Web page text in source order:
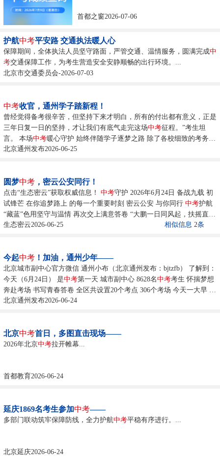
首都之窗2026-07-06
护航中考平安路 交通执法暖人心
保障期间，全体执法人员坚守路面，严管交通、温情服务，圆满完成中
考交通保障工作，为考生营造安全安静顺畅的出行环境。...
北京市交通委员会-2026-07-03
中考收官，通州学子踏新程！
曾经觉得备考很辛苦，但坚持下来才明白，所有的付出都有意义，正是
三年日复一日的坚持，才让我们有底气走完这场中考征程。”考生坦
言。 本场中考暖心守护 始终伴随学子逐梦之路 除了各校细致的考务保
障 多所距离考点较远的乡镇学校......
北京通州发布2026-06-25
圆梦中考 ，密云公安同行！
点击“生态密云”获取权威信息！ 中考守护 2026年6月24日 备战九载 初
试锋芒 在你追梦路上 的每一个重要时刻 密云公安 与你同行 中考护航
“藏蓝”色用坚守与温情 再次交上满意答卷 “大鹏一日同风起，扶摇直上
九万里。”2026年中考
生态密云2026-06-25 相似信息 2条
今起中考 ！加油，通州少年——
北京城市副中心官方微信 通州小布（北京通州发布：bjtzfb） 了解到：
今天（6月24日） 是中考第一天 城市副中心 8628名中考考生 怀揣梦想
奔赴考场 书写青春答卷 全区共设置20个考点 306个考场 今天一大早 通
州区各个考点 陆续迎来送考的家长和学生 现场秩序井然 北京育才学校
北京通州发布2026-06-24
北京中考首日，多图直击现场——
2026年北京中考拉开帷幕...
首都教育2026-06-24
延庆1869名考生参加中考——
多部门联动筑牢保障防线，全力护航中考平稳有序进行。...
北京延庆2026-06-24